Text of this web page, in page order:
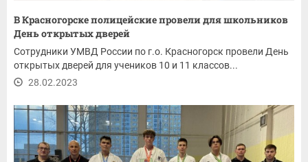
В Красногорске полицейские провели для школьников
День открытых дверей
Сотрудники УМВД России по г.о. Красногорск провели День
открытых дверей для учеников 10 и 11 классов...
28.02.2023